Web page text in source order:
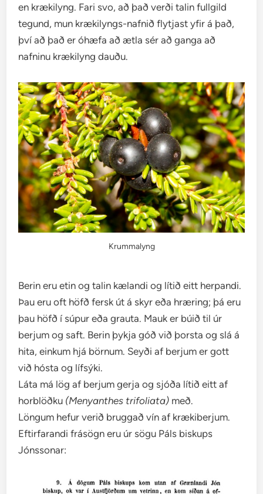
en krækilyng. Fari svo, að það verði talin fullgild
tegund, mun krækilyngs-nafnið flytjast yfir á það,
því að það er óhæfa að ætla sér að ganga að
nafninu krækilyng dauðu.
Krummalyng
Berin eru etin og talin kælandi og lítið eitt herpandi.
Þau eru oft höfð fersk út á skyr eða hræring; þá eru
þau höfð í súpur eða grauta. Mauk er búið til úr
berjum og saft. Berin þykja góð við þorsta og slá á
hita, einkum hjá börnum. Seyði af berjum er gott
við hósta og lífsýki.
Láta má lög af berjum gerja og sjóða lítið eitt af
horblöðku (Menyanthes trifoliata) með.
Löngum hefur verið bruggað vín af krækiberjum.
Eftirfarandi frásögn eru úr sögu Páls biskups
Jónssonar: